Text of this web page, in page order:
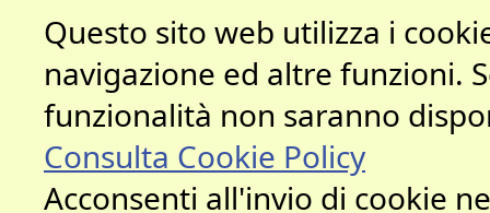
Questo sito web utilizza i
navigazione ed altre funzioni.
funzionalità non saranno
Consulta Cookie Policy
Acconsenti all'invio di cookie